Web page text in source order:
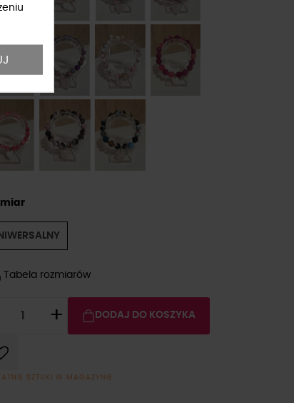
Tabela rozmiarów
+ DODAJ DO KOSZYKA
SZTUKI W MAGAZYNIE